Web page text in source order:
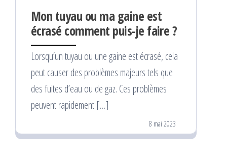
Mon tuyau ou ma gaine est
écrasé comment puis-je faire ?
Lorsqu’un tuyau ou une gaine est écrasé, cela
peut causer des problèmes majeurs tels que
des fuites d’eau ou de gaz. Ces problèmes
peuvent rapidement […]
8 mai 2023